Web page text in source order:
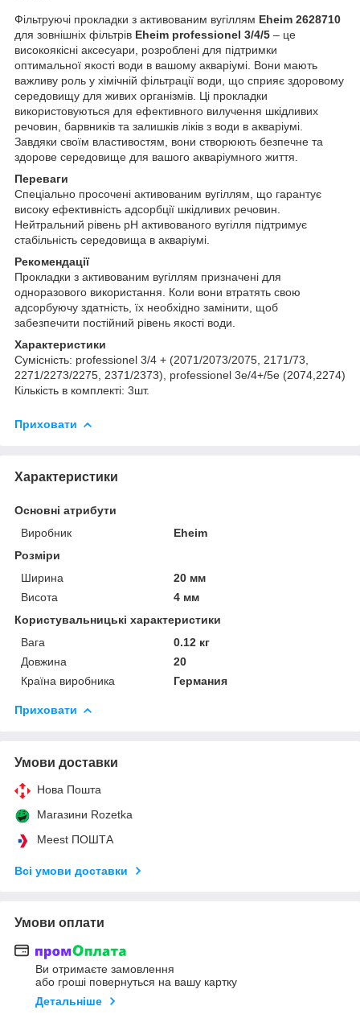
Фільтруючі прокладки з активованим вугіллям Eheim 2628710
для зовнішніх фільтрів Eheim professionel 3/4/5 – це
високоякісні аксесуари, розроблені для підтримки
оптимальної якості води в вашому акваріумі. Вони мають
важливу роль у хімічній фільтрації води, що сприяє здоровому
середовищу для живих організмів. Ці прокладки
використовуються для ефективного вилучення шкідливих
речовин, барвників та залишків ліків з води в акваріумі.
Завдяки своїм властивостям, вони створюють безпечне та
здорове середовище для вашого акваріумного життя.
Переваги
Спеціально просочені активованим вугіллям, що гарантує
високу ефективність адсорбції шкідливих речовин.
Нейтральний рівень pH активованого вугілля підтримує
стабільність середовища в акваріумі.
Рекомендації
Прокладки з активованим вугіллям призначені для
одноразового використання. Коли вони втратять свою
адсорбуючу здатність, їх необхідно замінити, щоб
забезпечити постійний рівень якості води.
Характеристики
Сумісність: professionel 3/4 + (2071/2073/2075, 2171/73,
2271/2273/2275, 2371/2373), professionel 3e/4+/5e (2074,2274)
Кількість в комплекті: 3шт.
Приховати
Характеристики
Основні атрибути
Виробник
Eheim
Розміри
Ширина
20 мм
Висота
4 мм
Користувальницькі характеристики
Вага
0.12 кг
Довжина
20
Країна виробника
Германия
Приховати
Умови доставки
Нова Пошта
Магазини Rozetka
Meest ПОШТА
Всі умови доставки
Умови оплати
Ви отримаєте замовлення
або гроші повернуться на вашу картку
Детальніше